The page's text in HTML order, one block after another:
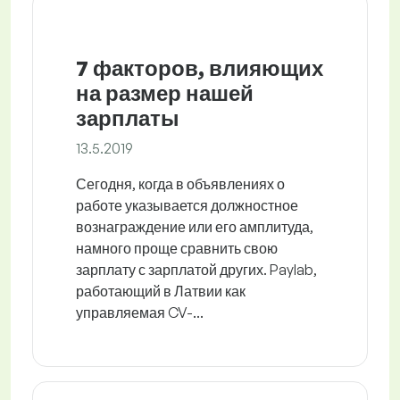
7 факторов, влияющих
на размер нашей
зарплаты
13.5.2019
Сегодня, когда в объявлениях о
работе указывается должностное
вознаграждение или его амплитуда,
намного проще сравнить свою
зарплату с зарплатой других. Paylab,
работающий в Латвии как
управляемая CV-...